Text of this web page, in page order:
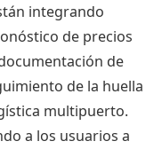
integrando
de precios
de
de la huella
multipuerto.
a los usuarios a